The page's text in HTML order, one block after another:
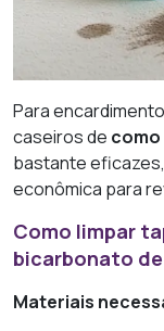
Para
caseiros de
bastante
econômica para
Como limpar
bicarbonato
Materiais